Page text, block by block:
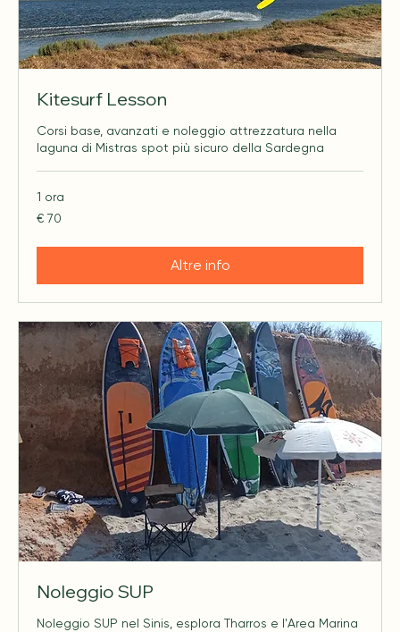
Kitesurf Lesson
Corsi base, avanzati e noleggio attrezzatura nella
laguna di Mistras spot più sicuro della Sardegna
1 ora
70
euro
€ 70
Altre info
Noleggio SUP
Noleggio SUP nel Sinis, esplora Tharros e l'Area Marina